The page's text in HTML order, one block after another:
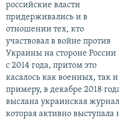
российские власти
придерживались и в
отношении тех, кто
участвовал в войне против
Украины на стороне России
с 2014 года, притом это
касалось как военных, так
примеру, в декабре 2018
выслана украинская
которая активно выступала